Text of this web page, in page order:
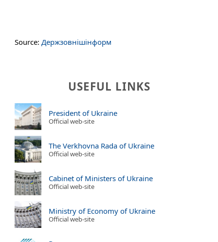
Source: Держзовнішінформ
USEFUL LINKS
President of Ukraine
Official web-site
The Verkhovna Rada of Ukraine
Official web-site
Cabinet of Ministers of Ukraine
Official web-site
Ministry of Economy of Ukraine
Official web-site